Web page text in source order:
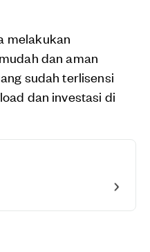
melakukan
dan aman
sudah terlisensi
dan investasi di